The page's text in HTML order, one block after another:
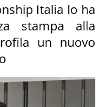
Italia lo ha
stampa alla
un nuovo